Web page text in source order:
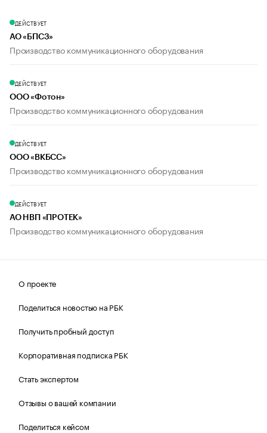
ДЕЙСТВУЕТ
АО «БПСЗ»
Производство коммуникационного оборудования
ДЕЙСТВУЕТ
ООО «Фотон»
Производство коммуникационного оборудования
ДЕЙСТВУЕТ
ООО «ВКБСС»
Производство коммуникационного оборудования
ДЕЙСТВУЕТ
АО НВП «ПРОТЕК»
Производство коммуникационного оборудования
О проекте
Поделиться новостью на РБК
Получить пробный доступ
Корпоративная подписка РБК
Стать экспертом
Отзывы о вашей компании
Поделиться кейсом